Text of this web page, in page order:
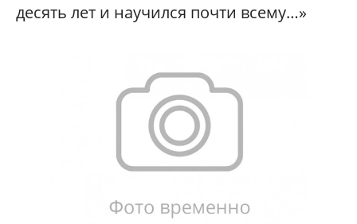
десять лет и научился почти всему…»